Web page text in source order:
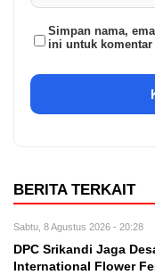
Simpan nama,
ini untuk komentar
BERITA TERKAIT
Sabtu, 8 Agustus 2026 - 20:28
DPC Srikandi Jaga
International Flower